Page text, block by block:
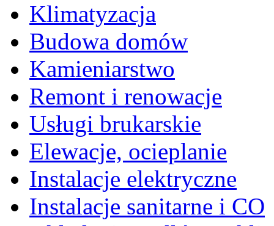
Klimatyzacja
Budowa domów
Kamieniarstwo
Remont i renowacje
Usługi brukarskie
Elewacje, ocieplanie
Instalacje elektryczne
Instalacje sanitarne i CO